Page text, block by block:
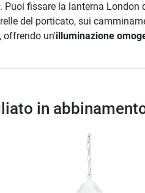
Puoi fissare la lanterna
del porticato, sui
offrendo un'illuminazione
in